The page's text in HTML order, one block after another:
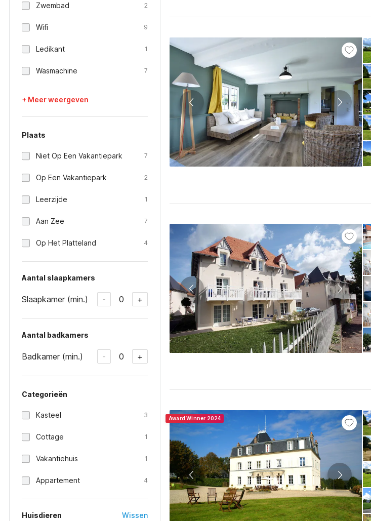
Zwembad 2
Wifi 9
Ledikant 1
Wasmachine 7
+ Meer weergeven
Plaats
Niet Op Een Vakantiepark 7
Op Een Vakantiepark 2
Leerzijde 1
Aan Zee 7
Op Het Platteland 4
Aantal slaapkamers
Slaapkamer (min.) - 0 +
Aantal badkamers
Badkamer (min.) - 0 +
Categorieën
Kasteel 3
Cottage 1
Vakantiehuis 1
Appartement 4
Huisdieren Wissen
Award Winner 2024